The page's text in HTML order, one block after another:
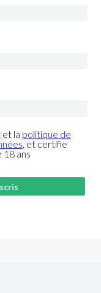
et la politique de
, et certifie
18 ans